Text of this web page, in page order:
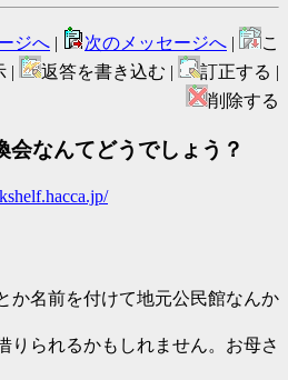
ジへ | 次のメッセージへ |
こ
|
返答を書き込む |
訂正する |
削除する
会なんてどうでしょう？
か名前を付けて地元公民館なんか
りられるかもしれません。お母さ